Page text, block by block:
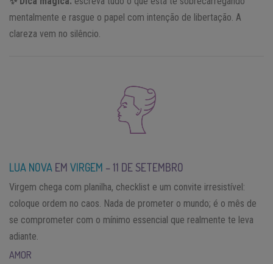
mentalmente e rasgue o papel com intenção de libertação. A
clareza vem no silêncio.
LUA NOVA EM VIRGEM – 11 DE SETEMBRO
Virgem chega com planilha, checklist e um convite irresistível:
coloque ordem no caos. Nada de prometer o mundo; é o mês de
se comprometer com o mínimo essencial que realmente te leva
adiante.
AMOR